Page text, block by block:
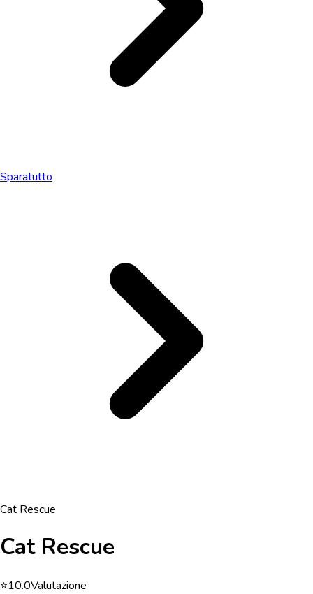
Sparatutto
Cat Rescue
Cat Rescue
⭐10.0Valutazione